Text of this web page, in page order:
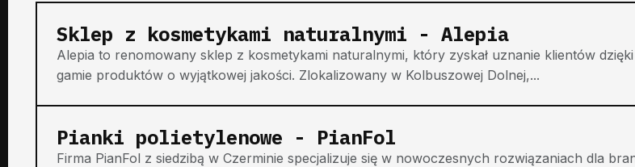
Sklep z kosmetykami naturalnymi - Alepia
Alepia to renomowany sklep z kosmetykami naturalnymi, który zyskał uznanie klientów
gamie produktów o wyjątkowej jakości. Zlokalizowany w Kolbuszowej Dolnej,...
Pianki polietylenowe - PianFol
Firma PianFol z siedzibą w Czerminie specjalizuje się w nowoczesnych rozwiązaniach dla